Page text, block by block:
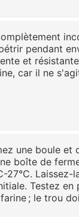
pendant
et
car il ne
une boule et
boîte de
27°C.
Testez
; le trou